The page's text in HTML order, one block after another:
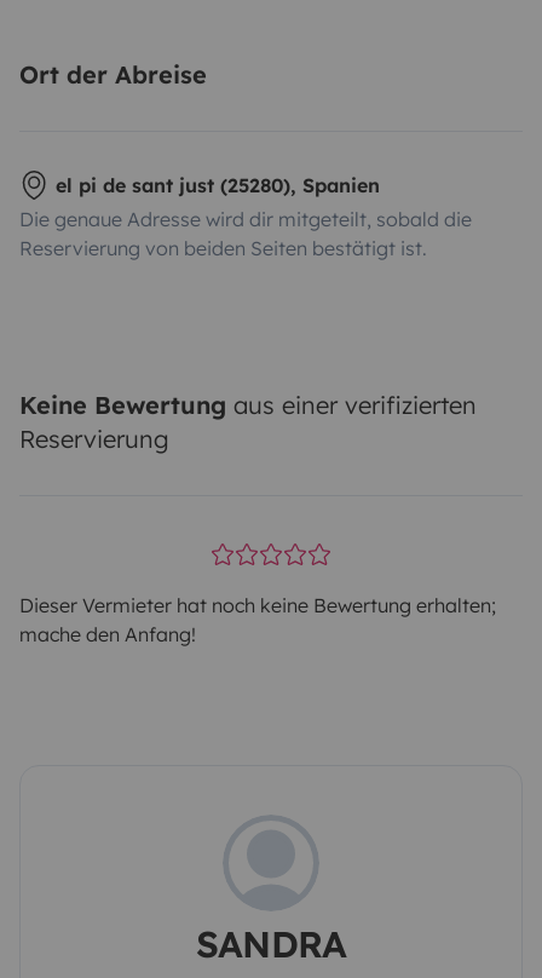
Ort der Abreise
el pi de sant just (25280), Spanien
Die genaue Adresse wird dir mitgeteilt, sobald die
Reservierung von beiden Seiten bestätigt ist.
Keine Bewertung aus einer verifizierten
Reservierung
Dieser Vermieter hat noch keine Bewertung erhalten;
mache den Anfang!
SANDRA